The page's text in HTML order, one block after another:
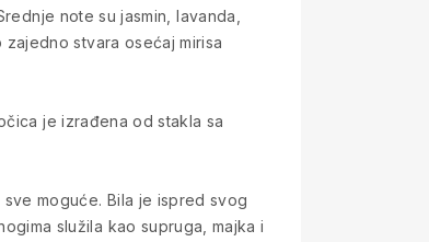
note su jasmin, lavanda,
stvara osećaj mirisa
je izrađena od stakla sa
moguće. Bila je ispred svog
služila kao supruga, majka i